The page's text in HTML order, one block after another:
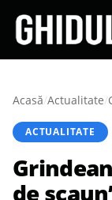
Acasă/Actualitate/
ACTUALITATE
de